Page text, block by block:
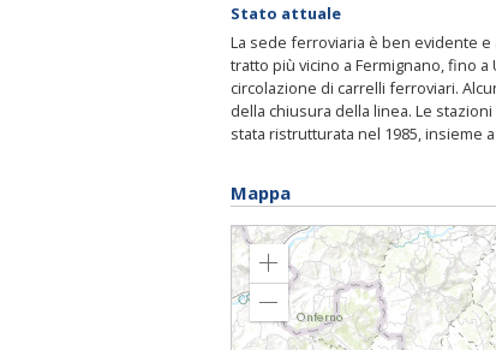
Stato attuale
La sede ferroviaria è ben evidente e
tratto più vicino a Fermignano, fino
circolazione di carrelli ferroviari.
della chiusura della linea. Le
stata ristrutturata nel 1985, insieme
Mappa